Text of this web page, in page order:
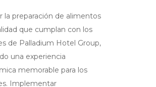
la preparación de alimentos
que cumplan con los
de Palladium Hotel Group,
una experiencia
memorable para los
Implementar